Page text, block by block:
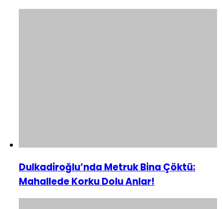
Dulkadiroğlu’nda Metruk Bina Çöktü:
Mahallede Korku Dolu Anlar!